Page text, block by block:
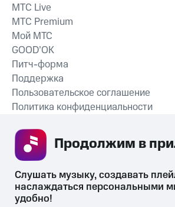
СКАЧАТЬ
MTС Live
MTС Premium
Мой МТС
GOOD’OK
Питч-форма
Поддержка
Пользовательское соглашение
Политика конфиденциальности
Слушать музыку, создавать
наслаждаться персональными
удобно!